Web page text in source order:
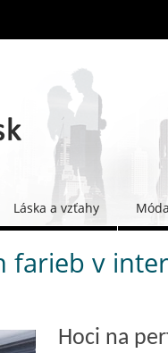
Láska a vzťahy
farieb v
Hoci na